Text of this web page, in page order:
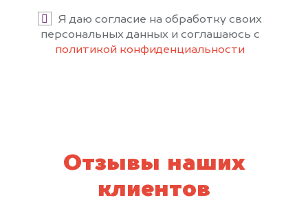
Я даю согласие на обработку своих
персональных данных и соглашаюсь с
политикой конфиденциальности
Отзывы наших
клиентов